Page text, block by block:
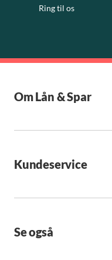
Ring til os
Om Lån & Spar
Kundeservice
Se også